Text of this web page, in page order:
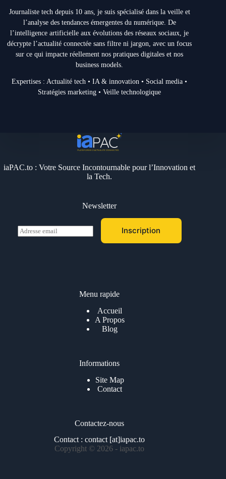
Journaliste tech depuis 10 ans, je suis spécialisé dans la veille et
l’analyse des tendances émergentes du numérique. De
l’intelligence artificielle aux évolutions des réseaux sociaux, je
décrypte l’actualité connectée sans filtre ni jargon, avec un focus
sur ce qui impacte réellement nos pratiques digitales et nos
business models.
Expertises : Actualité tech • IA & innovation • Social media •
Stratégies marketing • Veille technologique
iaPAC.to : Votre Source Incontournable pour l’Innovation et
la Tech.
Newsletter
E
m
Inscription
Menu rapide
Accueil
A Propos
Blog
Informations
Site Map
Contact
Contactez-nous
Contact : contact [at]iapac.to
Copyright © 2026 - iapac.to